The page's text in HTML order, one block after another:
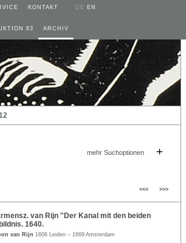
KONTAKT DE EN
83 ARCHIV
mehr Suchoptionen +
<<< >>>
van Rijn "Der Kanal mit den beiden
1640.
van Rijn 1606 Leiden – 1669 Amsterdam